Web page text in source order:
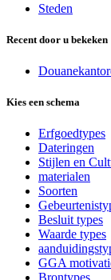
Steden
Recent door u bekeken
Kies een schema
Erfgoedtypes
Dateringen
Stijlen en
materialen
Soorten
Besluit types
Waarde types
GGA